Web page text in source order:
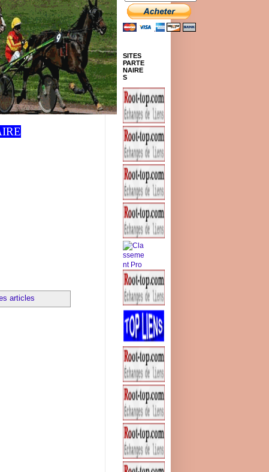
articles
SITES
PARTE
NAIRE
S